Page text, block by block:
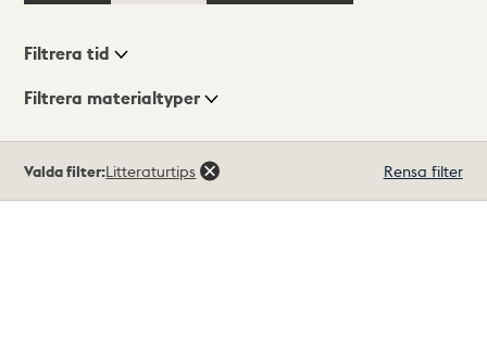
Visningsläge
Filtrera tid
Filtrera materialtyper
träffar
Valda filter:Litteraturtips Rensa filter